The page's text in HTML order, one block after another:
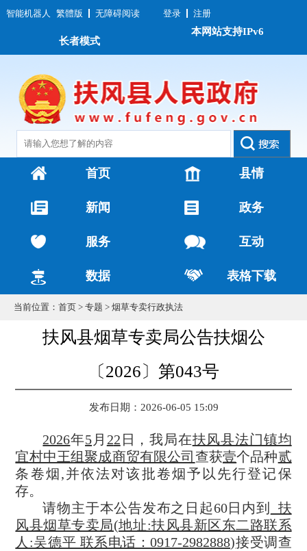
智能机器人 繁體版 无障碍阅读 登录 注册
本网站支持IPv6
长者模式
首页 县情
新闻 政务
服务 互动
数据 表格下载
当前位置： 首页 > 专题 > 烟草专卖行政执法
扶风县烟草专卖局公告扶烟公
〔2026〕第043号
发布日期：2026-06-05 15:09
2026年5 月 22 日 ，我局在扶风县法门镇均
宜村中王组聚成商贸有限公司 查获壹个品种贰
条卷烟 ,并依法对该批卷烟予以先行登记保
存。
请物主于本公告发布之日起60日内到
_扶
风县烟草专卖局(地址:扶风县新区东二路联系
人:吴德平 联系电话：0917-2982888)接受调查